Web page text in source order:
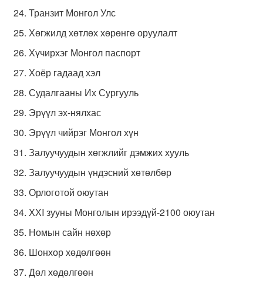
Транзит Монгол Улс
Хөгжилд хөтлөх хөрөнгө оруулалт
Хүчирхэг Монгол паспорт
Хоёр гадаад хэл
Судалгааны Их Сургууль
Эрүүл эх-нялхас
Эрүүл чийрэг Монгол хүн
Залуучуудын хөгжлийг дэмжих хууль
Залуучуудын үндэсний хөтөлбөр
Орлоготой оюутан
ХХI зууны Монголын ирээдүй-2100 оюутан
Номын сайн нөхөр
Шонхор хөдөлгөөн
Дөл хөдөлгөөн